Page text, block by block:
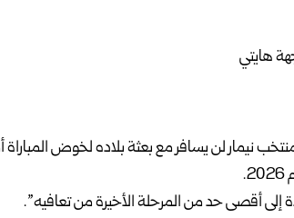
نيمار لن يسافر مع بعثة بلاده لخوض
إلى أقصى حد من المرحلة الأخيرة من تعافيه”.